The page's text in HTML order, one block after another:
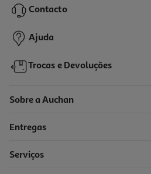
18,85 € PVP de editor
16,97 €
-10%
Contacto
Ajuda
Trocas e Devoluções
Sobre a Auchan
Entregas
Serviços